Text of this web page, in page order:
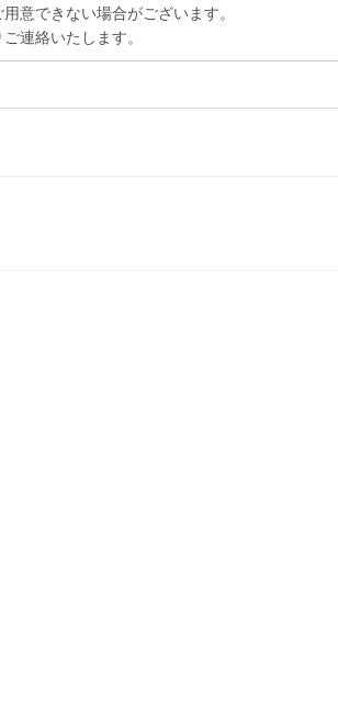
意できない場合がございます。
連絡いたします。